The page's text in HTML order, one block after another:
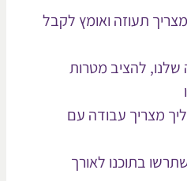
ואומץ לקבל
מטרות
עבודה עם
לאורך